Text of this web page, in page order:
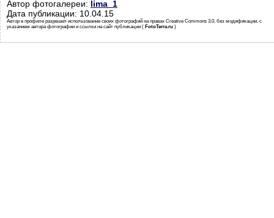
Автор фотогалереи: lima_1
Дата публикации: 10.04.15
Автор в профиле разрешил использование своих фотографий на правах Creative Commons 3.0, без модификации, с
указанием автора фотографии и ссылки на сайт публикации ( FotoTerra.ru )